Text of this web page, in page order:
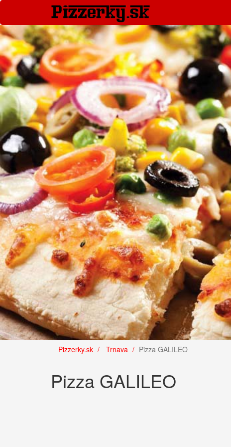
Pizzerky.sk Trnava Pizza GALILEO
Pizza GALILEO